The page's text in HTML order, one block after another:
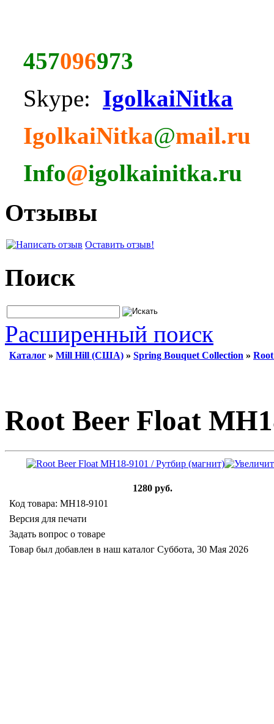
457096973
Skype: IgolkaiNitka
IgolkaiNitka@mail.ru
Info@igolkainitka.ru
Отзывы
Оставить отзыв!
Поиск
Расширенный поиск
Каталог » Mill Hill (США) » Spring Bouquet Collection »
Root Beer Float
1280 руб.
Код товара: MH18-9101
Версия для печати
Задать вопрос о товаре
Товар был добавлен в наш каталог Суббота, 30 Мая 2026